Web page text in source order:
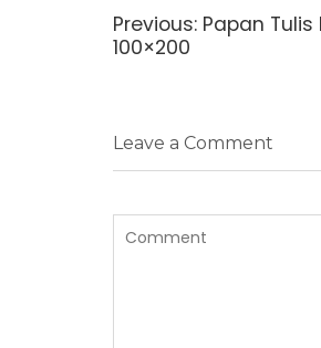
Previous: Previous
Papan
100×200
Leave a Comment